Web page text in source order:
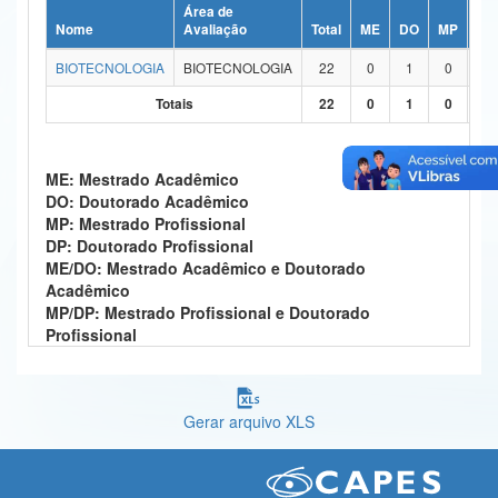
Ministério da Ciência, Tecnologia, Inovações e Comunicações
Ministério do Meio Ambiente
Controladoria-Geral da União
Ministério da Mulher, da Família e dos Direitos Humanos
Secretaria-Geral
Secretaria de Governo
Nome
Área de
Avaliação
Total ME DO MP
BIOTECNOLOGIA
BIOTECNOLOGIA 22 0 1 0
Totais
22 0 1 0
ME: Mestrado Acadêmico
DO: Doutorado Acadêmico
MP: Mestrado Profissional
DP: Doutorado Profissional
ME/DO: Mestrado Acadêmico e Doutorado
Acadêmico
MP/DP: Mestrado Profissional e Doutorado
Profissional
Gerar arquivo XLS